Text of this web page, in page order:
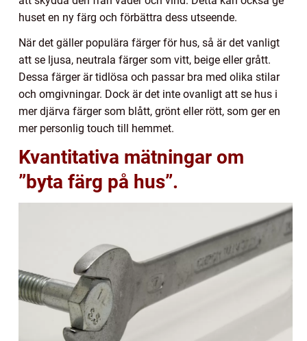
huset en ny färg och förbättra dess utseende.
När det gäller populära färger för hus, så är det vanligt
att se ljusa, neutrala färger som vitt, beige eller grått.
Dessa färger är tidlösa och passar bra med olika stilar
och omgivningar. Dock är det inte ovanligt att se hus i
mer djärva färger som blått, grönt eller rött, som ger en
mer personlig touch till hemmet.
Kvantitativa mätningar om
”byta färg på hus”.